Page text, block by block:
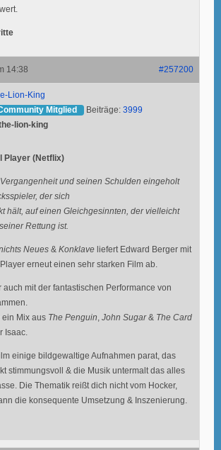
14:38 #257200
Lion-King
Mitglied
Beiträge: 3999
lion-king
Player (Netflix)
und seinen Schulden eingeholt
der sich
hält, auf einen Gleichgesinnten, der vielleicht
Rettung ist.
Neues & Konklave liefert Edward Berger mit
erneut einen sehr starken Film ab.
mit der fantastischen Performance von
ein Mix aus The Penguin John Sugar& The Card
Isaac.
einige bildgewaltige Aufnahmen parat, das
stimmungsvoll & die Musik untermalt das alles
Die Thematik reißt dich nicht vom Hocker,
die konsequente Umsetzung & Inszenierung.